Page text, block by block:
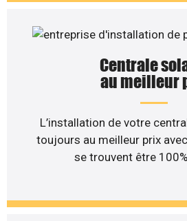
Centrale
au meilleur
L’installation de votre
toujours au meilleur prix
se trouvent être